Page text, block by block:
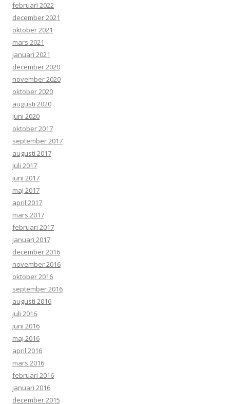
februari 2022
december 2021
oktober 2021
mars 2021
januari 2021
december 2020
november 2020
oktober 2020
augusti 2020
juni 2020
oktober 2017
september 2017
augusti 2017
juli 2017
juni 2017
maj 2017
april 2017
mars 2017
februari 2017
januari 2017
december 2016
november 2016
oktober 2016
september 2016
augusti 2016
juli 2016
juni 2016
maj 2016
april 2016
mars 2016
februari 2016
januari 2016
december 2015